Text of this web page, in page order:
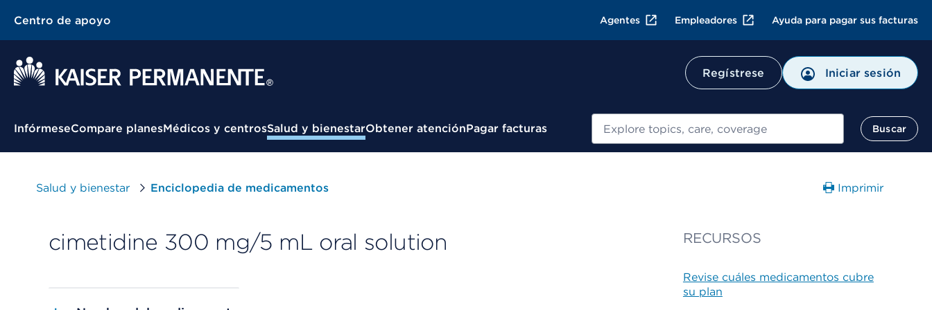
Centro de apoyo Agentes Empleadores Ayuda para pagar sus facturas
Regístrese Iniciar sesión
Menú contextual
InfórmeseCompare planesMédicos y centrosSalud y bienestarObtener atenciónPagar facturas Buscar
Salud y bienestar Enciclopedia de medicamentos Imprimir
cimetidine 300 mg/5 mL oral solution RECURSOS
Revise cuáles medicamentos cubre
su plan